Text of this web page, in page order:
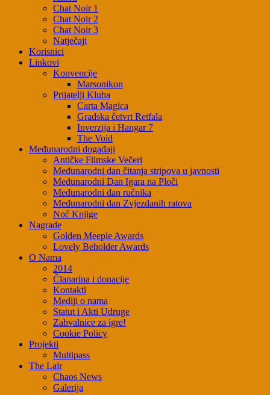
Chat Noir 1
Chat Noir 2
Chat Noir 3
Natječaji
Korisnici
Linkovi
Konvencije
Marsonikon
Prijatelji Kluba
Carta Magica
Gradska četvrt Retfala
Inverzija i Hangar 7
The Void
Međunarodni događaji
Antičke Filmske Večeri
Međunarodni dan čitanja stripova u javnosti
Međunarodni Dan Igara na Ploči
Međunarodni dan ručnika
Međunarodni dan Zvjezdanih ratova
Noć Knjige
Nagrade
Golden Meeple Awards
Lovely Beholder Awards
O Nama
2014
Članarina i donacije
Kontakti
Mediji o nama
Statut i Akti Udruge
Zahvalnice za igre!
Cookie Policy
Projekti
Multipass
The Lair
Chaos News
Galerija